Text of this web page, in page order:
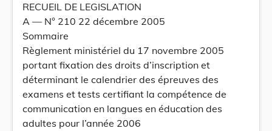
RECUEIL DE LEGISLATION
A –– N° 210 22 décembre 2005
Sommaire
Règlement ministériel du 17 novembre 2005
portant fixation des droits d’inscription et
déterminant le calendrier des épreuves des
examens et tests certifiant la compétence de
communication en langues en éducation des
adultes pour l’année 2006